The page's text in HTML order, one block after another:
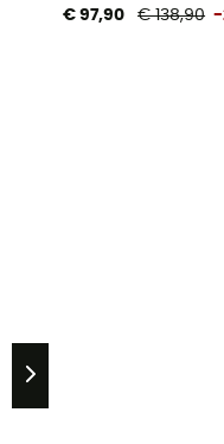
€ 97,90 € 138,90 -